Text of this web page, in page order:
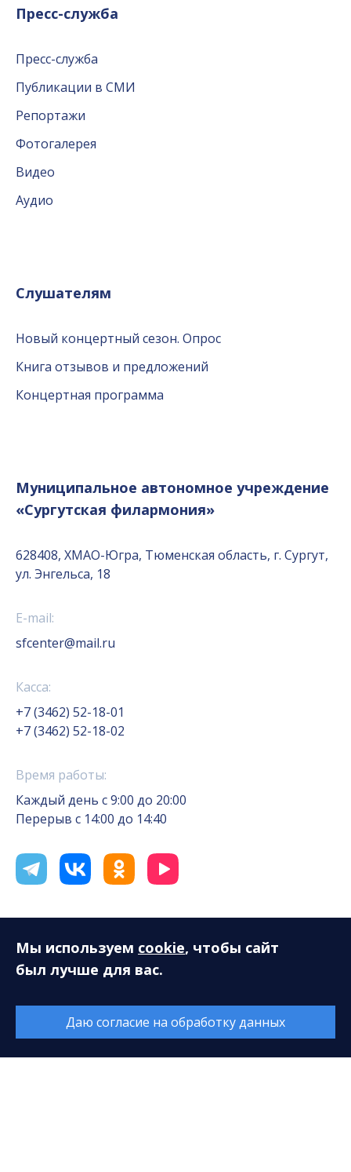
Пресс-служба
Пресс-служба
Публикации в СМИ
Репортажи
Фотогалерея
Видео
Аудио
Слушателям
Новый концертный сезон. Опрос
Книга отзывов и предложений
Концертная программа
Муниципальное автономное учреждение
«Сургутская филармония»
628408, ХМАО-Югра, Тюменская область, г. Сургут,
ул. Энгельса, 18
E-mail:
sfcenter@mail.ru
Касса:
+7 (3462) 52-18-01
+7 (3462) 52-18-02
Время работы:
Каждый день с 9:00 до 20:00
Перерыв с 14:00 до 14:40
© 2026. Все права защищены. МАУ «Сургутская
Мы используем cookie, чтобы сайт
был лучше для вас.
Даю согласие на обработку данных